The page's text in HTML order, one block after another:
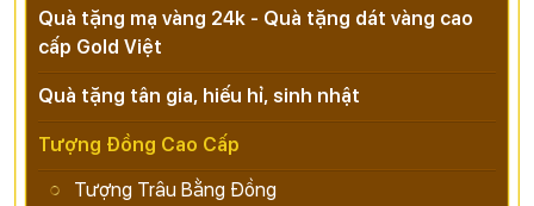
Quà tặng mạ vàng 24k - Quà tặng dát vàng cao
cấp Gold Việt
Quà tặng tân gia, hiếu hỉ, sinh nhật
Tượng Đồng Cao Cấp
Tượng Trâu Bằng Đồng